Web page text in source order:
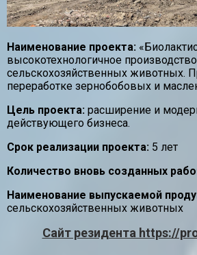
Наименование проекта:
высокотехнологичное
сельскохозяйственных животных.
переработке зернобобовых и
Цель проекта: расширение и
действующего бизнеса.
Срок реализации проекта: 5 лет
Количество вновь созданных
Наименование выпускаемой
сельскохозяйственных животных
Сайт резидента https://